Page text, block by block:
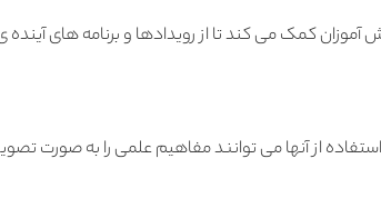
آموزان کمک می کند تا از رویدادها و برنامه های آینده
از آنها می توانند مفاهیم علمی را به صورت